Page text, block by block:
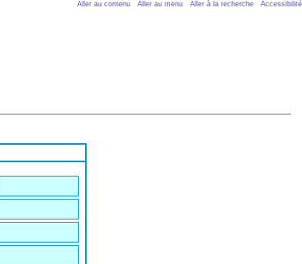
Aller au contenu Aller au menu Aller à la recherche Accessibilité